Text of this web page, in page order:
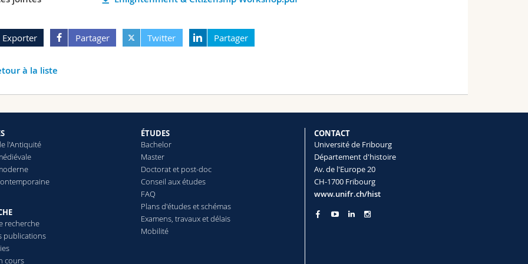
Exporter Partager Twitter Partager
à la liste
l'Antiquité
recherche
publications
cours
ÉTUDES
Bachelor
Master
Doctorat et post-doc
Conseil aux études
FAQ
Plans d'études et schémas
Examens, travaux et délais
Mobilité
CONTACT
Université de Fribourg
Département d'histoire
Av. de l'Europe 20
CH-1700 Fribourg
www.unifr.ch/hist